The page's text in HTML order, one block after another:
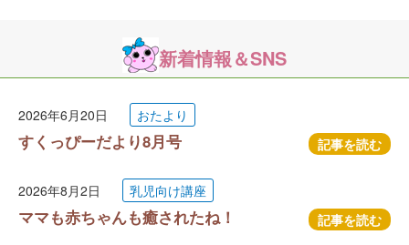
新着情報＆SNS
2026年6月20日 おたより
すくっぴーだより8月号 記事を読む
2026年8月2日 乳児向け講座
ママも赤ちゃんも癒されたね！ 記事を読む